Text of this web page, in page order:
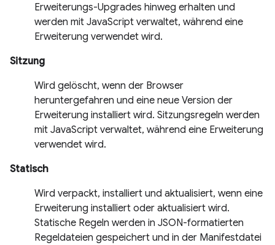
Erweiterungs-Upgrades hinweg erhalten und
werden mit JavaScript verwaltet, während eine
Erweiterung verwendet wird.
Sitzung
Wird gelöscht, wenn der Browser
heruntergefahren und eine neue Version der
Erweiterung installiert wird. Sitzungsregeln werden
mit JavaScript verwaltet, während eine Erweiterung
verwendet wird.
Statisch
Wird verpackt, installiert und aktualisiert, wenn eine
Erweiterung installiert oder aktualisiert wird.
Statische Regeln werden in JSON-formatierten
Regeldateien gespeichert und in der Manifestdatei